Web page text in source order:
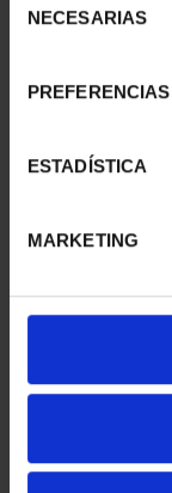
NECESARIAS
PREFERENCIAS
ESTADÍSTICA
MARKETING
2 Productos
MUNDIAL FIFA
145,00